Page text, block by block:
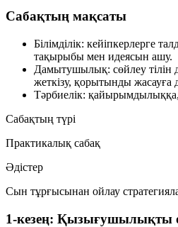
Сабақтың мақсаты
Білімділік: кейіпкерлерге
тақырыбы мен идеясын ашу.
Дамытушылық: сөйлеу
жеткізу, қорытынды жасауға
Тәрбиелік: қайырымдылыққа,
Сабақтың түрі
Практикалық сабақ
Әдістер
Сын тұрғысынан ойлау
1-кезең: Қызығушылықты